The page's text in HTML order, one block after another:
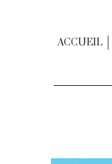
ACCUEIL